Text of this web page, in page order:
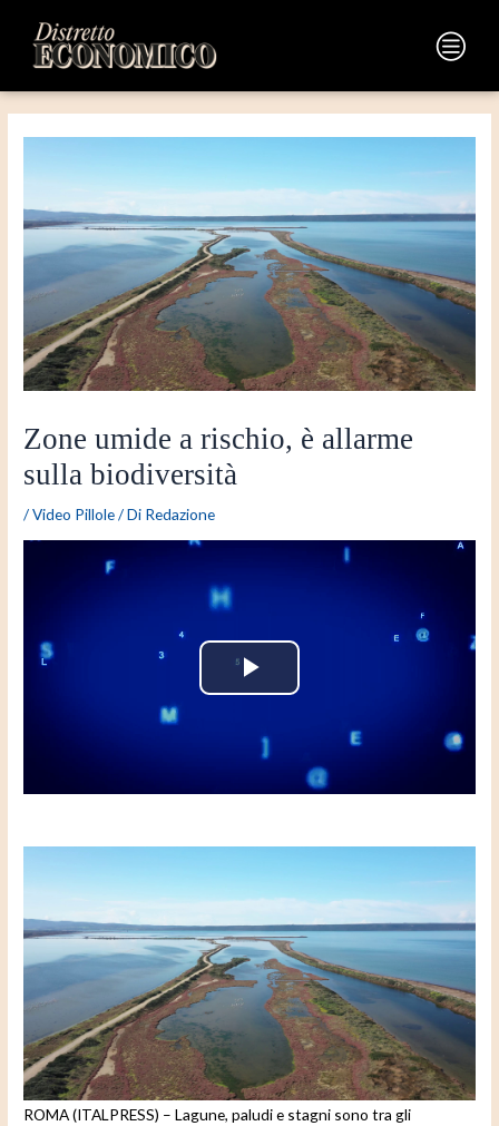
contenuto
Main
Menu
Zone umide a rischio, è allarme
sulla biodiversità
/Video Pillole/ Di Redazione
P
a
y
V
i
d
e
o
ROMA (ITALPRESS) – Lagune, paludi e stagni sono tra gli
articoli